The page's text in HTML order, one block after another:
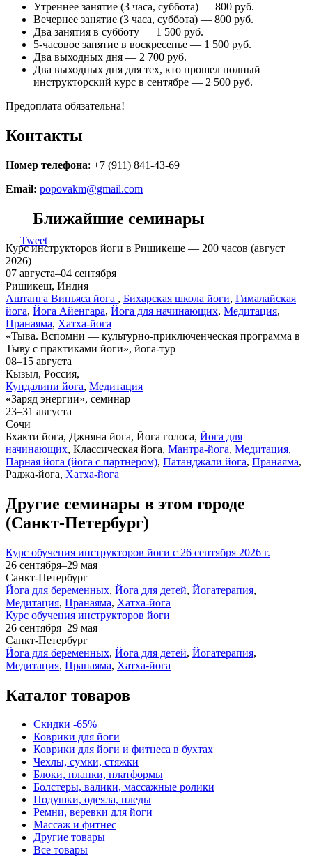
Утреннее занятие (3 часа, суббота) — 800 руб.
Вечернее занятие (3 часа, суббота) — 800 руб.
Два занятия в субботу — 1 500 руб.
5-часовое занятие в воскресенье — 1 500 руб.
Два выходных дня — 2 700 руб.
Два выходных дня для тех, кто прошел полный
инструкторский курс в сентябре — 2 500 руб.
Предоплата обязательна!
Контакты
Номер телефона: +7 (911) 841-43-69
Email: popovakm@gmail.com
Tweet
Ближайшие семинары
Курс инструкторов йоги в Ришикеше — 200 часов (август
2026)
07 августа–04 сентября
Ришикеш, Индия
Аштанга Виньяса йога , Бихарская школа йоги, Гималайская
йога, Йога Айенгара, Йога для начинающих, Медитация,
Пранаяма, Хатха-йога
«Тыва. Вспомни — культурно-приключенческая программа в
Тыву с практиками йоги», йога-тур
08–15 августа
Кызыл, Россия,
Кундалини йога, Медитация
«Заряд энергии», семинар
23–31 августа
Сочи
Бхакти йога, Джняна йога, Йога голоса, Йога для
начинающих, Классическая йога, Мантра-йога, Медитация,
Парная йога (йога с партнером), Патанджали йога, Пранаяма,
Раджа-йога, Хатха-йога
Другие семинары в этом городе
(Санкт-Петербург)
Курс обучения инструкторов йоги с 26 сентября 2026 г.
26 сентября–29 мая
Санкт-Петербург
Йога для беременных, Йога для детей, Йогатерапия,
Медитация, Пранаяма, Хатха-йога
Курс обучения инструкторов йоги
26 сентября–29 мая
Санкт-Петербург
Йога для беременных, Йога для детей, Йогатерапия,
Медитация, Пранаяма, Хатха-йога
Каталог товаров
Скидки -65%
Коврики для йоги
Коврики для йоги и фитнеса в бухтах
Чехлы, сумки, стяжки
Блоки, планки, платформы
Болстеры, валики, массажные ролики
Подушки, одеяла, пледы
Ремни, веревки для йоги
Массаж и фитнес
Другие товары
Все товары